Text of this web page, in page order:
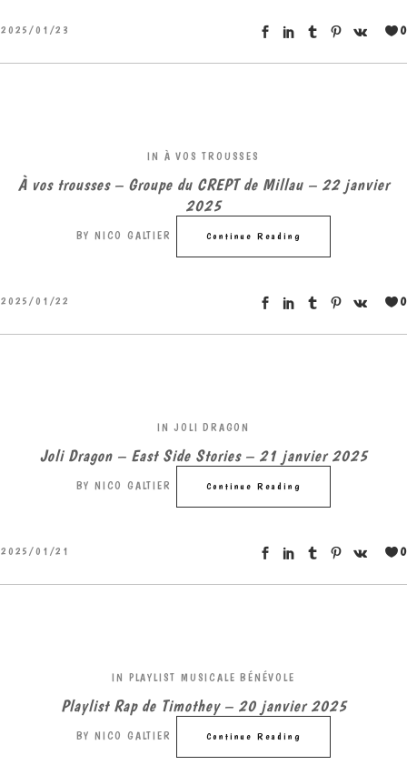
2025/01/23 0
IN À VOS TROUSSES
À vos trousses – Groupe du CREPT de Millau – 22 janvier
2025
BY NICO GALTIER Continue Reading
2025/01/22 0
IN JOLI DRAGON
Joli Dragon – East Side Stories – 21 janvier 2025
BY NICO GALTIER Continue Reading
2025/01/21 0
IN PLAYLIST MUSICALE BÉNÉVOLE
Playlist Rap de Timothey – 20 janvier 2025
BY NICO GALTIER Continue Reading